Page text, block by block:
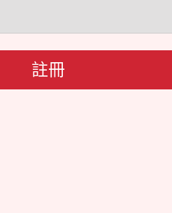
註冊